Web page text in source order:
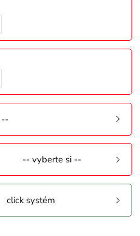
--
-- vyberte si --
click systém